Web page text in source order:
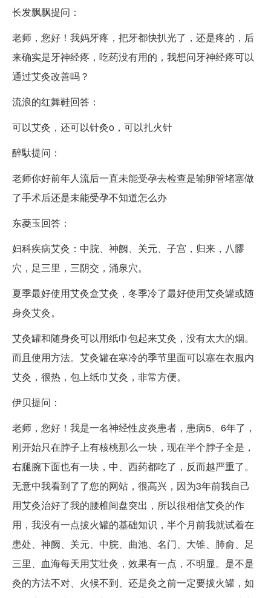
长发飘飘提问：
老师，您好！我妈牙疼，把牙都快扒光了，还是疼的，后
来确实是牙神经疼，吃药没有用的，我想问牙神经疼可以
通过艾灸改善吗？
流浪的红舞鞋回答：
可以艾灸，还可以针灸o，可以扎火针
醉馱提问：
老师你好前年人流后一直未能受孕去检查是输卵管堵塞做
了手术后还是未能受孕不知道怎么办
东菱玉回答：
妇科疾病艾灸：中脘、神阙、关元、子宫，归来，八髎
穴，足三里，三阴交，涌泉穴。
夏季最好使用艾灸盒艾灸，冬季冷了最好使用艾灸罐或随
身灸艾灸。
艾灸罐和随身灸可以用纸巾包起来艾灸，没有太大的烟。
而且使用方法。艾灸罐在寒冷的季节里面可以塞在衣服内
艾灸，很热，包上纸巾艾灸，非常方便。
伊贝提问：
老师，您好！我是一名神经性皮炎患者，患病5、6年了，
刚开始只在脖子上有核桃那么一块，现在半个脖子全是，
右腿腕下面也有一块，中、西药都吃了，反而越严重了。
无意中我看到了了您的网站，很高兴，因为3年前我自己
用艾灸治好了我的腰椎间盘突出，所以很相信艾灸的作
用，我没有一点拔火罐的基础知识，半个月前我就试着在
患处、神阙、关元、中脘、曲池、名门、大锥、肺俞、足
三里、血海每天用艾壮灸，效果有一点，不明显。是不是
灸的方法不对、火候不到、还是灸之前一定要拔火罐，如